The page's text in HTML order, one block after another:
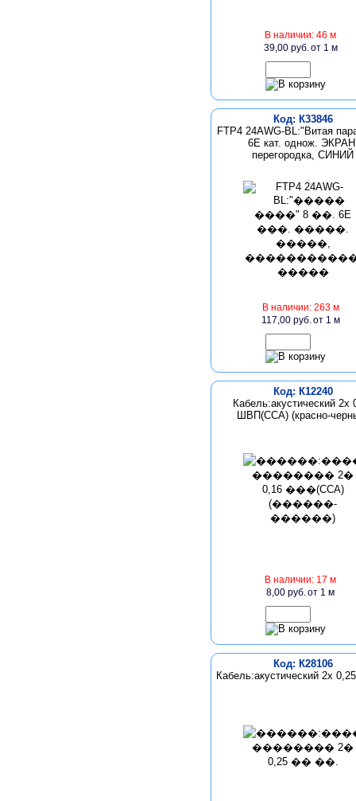
В наличии: 46 м
39,00 руб.от 1 м
Код: К33846
FTP4 24AWG-BL:"Витая
6E кат. однож.
перегородка, СИНИЙ
В наличии: 263 м
117,00 руб.от 1 м
Код: К12240
Кабель:акустический 2х
ШВП(CCA) (красно-
В наличии: 17 м
8,00 руб.от 1 м
Код: К28106
Кабель:акустический 2х